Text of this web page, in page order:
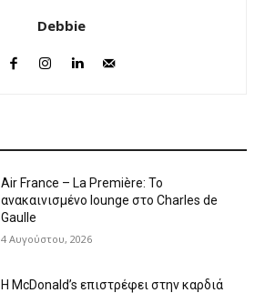
Debbie
Air France – La Première: Το
ανακαινισμένο lounge στο Charles de
Gaulle
4 Αυγούστου, 2026
Η McDonald’s επιστρέφει στην καρδιά